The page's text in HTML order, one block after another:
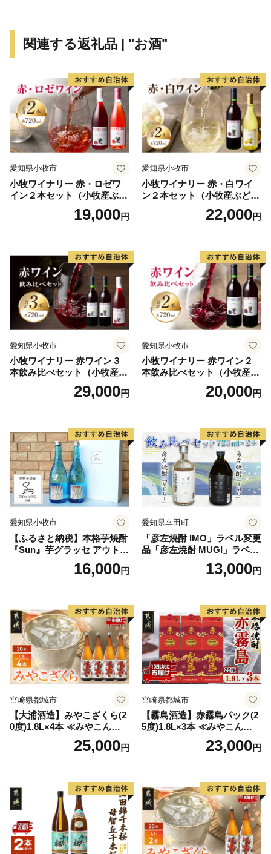
そして、「農業と観光の推進」です。中富良野駅前に
却、町の産業と人を活かした体験・滞在型観光を目指
し、観光拠点施設を核とした中富良野らしい持続可能な
観光地域づくりに取り組んでいます。
また、自然と景観に恵まれている北星山（ほくせいや
ま）において日本航空株式会社との連携協定により、
にお越しいただき、中富良野町の風景・農産物をゆっく
りとした時間の中でお楽しみください。
観、田園風景、安全な農作物などを守っていくととも
援、子どもたちの夢をかなえていきたいと思いますの
で、みなさまのご支援をよろしくお願いいたします。
関連する返礼品 | "お酒"
愛知県小牧市
小牧ワイナリー 赤・ロゼワ
イン２本セット（小牧産ぶど
19,000円
愛知県小牧市
小牧ワイナリー 赤・白ワイ
ン２本セット（小牧産ぶどう
22,000円
愛知県小牧市
小牧ワイナリー 赤ワイン３
本飲み比べセット（小牧産ぶ
どう100％使用）29,000円
愛知県小牧市
小牧ワイナリー 赤ワイン２
本飲み比べセット（小牧産ぶ
どう100％使用）20,000円
愛知県小牧市
【ふるさと納税】本格芋焼酎
『Sun』芋グラッセ アウトド
ア ソロキャンプ ベランピン
グ 巣ごもり 就労支援16,000円
愛知県幸田町
「彦左焼酎 IMO」ラベル変更
品「彦左焼酎 MUGI」ラベル
変更品 飲み比べ セット 合計
2本 720ml×各1本 25度 焼酎
13,000円
宮崎県都城市
【大浦酒造】みやこざくら(2
0度)1.8L×4本 ≪みやこんじょ
特急便≫_AD-077125,000円
宮崎県都城市
【霧島酒造】赤霧島パック(2
5度)1.8L×3本 ≪みやこんじょ
特急便≫_23-07-K03P-1800-3
23,000円